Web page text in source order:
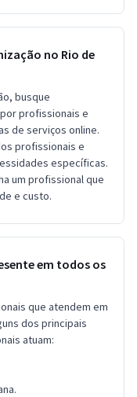
no Rio de
busque
profissionais e
de serviços online.
profissionais e
específicas.
um profissional que
e custo.
em todos os
que atendem em
dos principais
atuam: